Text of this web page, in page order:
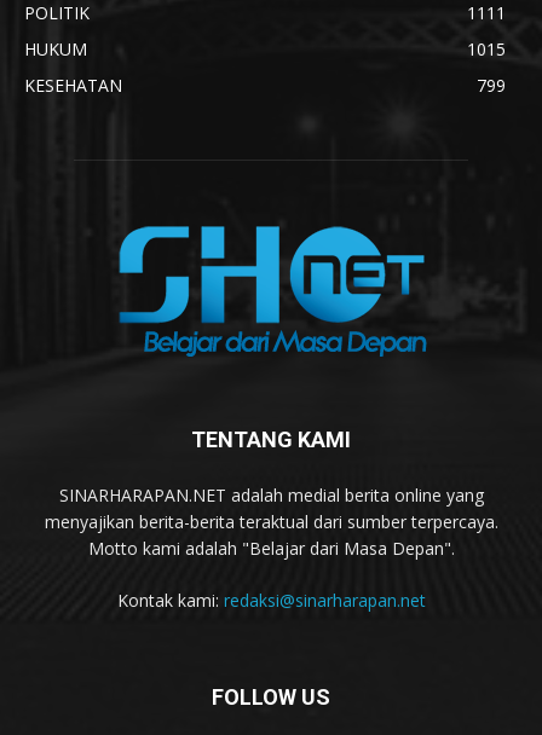
POLITIK
1111
HUKUM
1015
KESEHATAN
799
TENTANG KAMI
SINARHARAPAN.NET adalah medial berita online yang
menyajikan berita-berita teraktual dari sumber terpercaya.
Motto kami adalah "Belajar dari Masa Depan".
Kontak kami: redaksi@sinarharapan.net
FOLLOW US